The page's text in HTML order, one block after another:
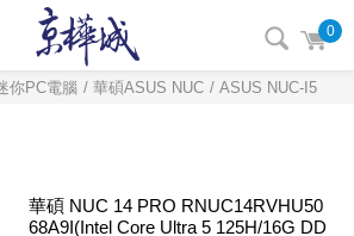
0
你PC電腦 華碩ASUS NUC ASUS NUC-I5
華碩 NUC 14 PRO RNUC14RVHU50
68A9I(Intel Core Ultra 5 125H/16G DD